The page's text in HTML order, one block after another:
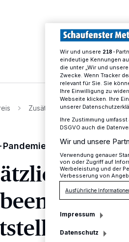
Zusätzliche
in
Wir und unsere 218-
eindeutige Kennungen
die unter „Wir und
Zwecke. Wenn Tracker
relevant für Sie. Sie
Ihre Einwilligung zu
Webseite klicken. Ihre
unserer
Ihre Zustimmung
DSGVO auch die
Wir und unsere
Verwendung genauer
von oder Zugriff auf
Werbeleistung und der
Verbesserung von
Ausführliche
Impressum
Datenschutz